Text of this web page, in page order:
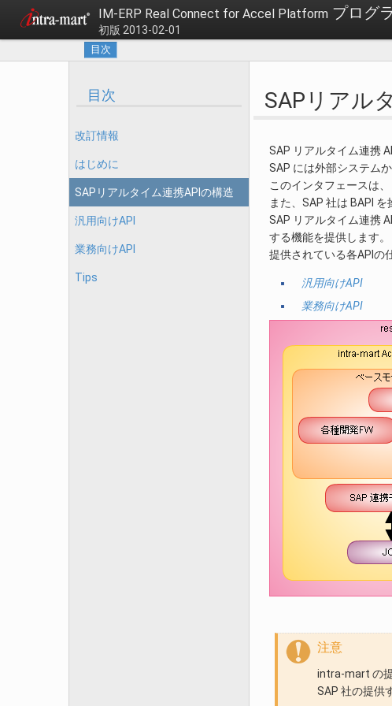
IM-ERP Real Connect for Accel Platform プログ
初版 2013-02-01
目次
目次
改訂情報
はじめに
SAPリアルタイム連携APIの構造
汎用向けAPI
業務向けAPI
Tips
SAPリアル
SAP リアルタイム連携
SAP には外部システム
このインタフェースは
また、SAP 社は BAPI
SAP リアルタイム連携
する機能を提供します。
提供されている各APIの
汎用向けAPI
業務向けAPI
注意
intra-mart の
SAP 社の提供